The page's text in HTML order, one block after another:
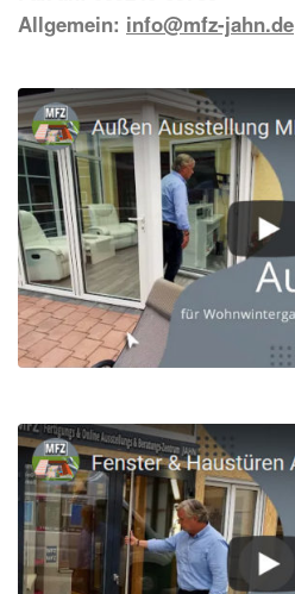
Allgemein: info@mfz-jahn.de